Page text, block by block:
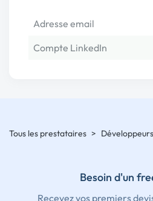
Adresse email
Compte LinkedIn
Tous les prestataires >
Besoin d'un
Recevez vos premiers